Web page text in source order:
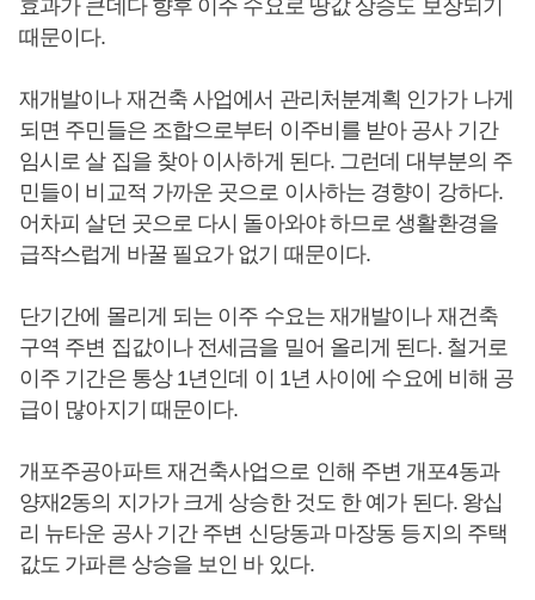
효과가 큰데다 향후 이주 수요로 땅값 상승도 보장되기
때문이다.
재개발이나 재건축 사업에서 관리처분계획 인가가 나게
되면 주민들은 조합으로부터 이주비를 받아 공사 기간
임시로 살 집을 찾아 이사하게 된다. 그런데 대부분의 주
민들이 비교적 가까운 곳으로 이사하는 경향이 강하다.
어차피 살던 곳으로 다시 돌아와야 하므로 생활환경을
급작스럽게 바꿀 필요가 없기 때문이다.
단기간에 몰리게 되는 이주 수요는 재개발이나 재건축
구역 주변 집값이나 전세금을 밀어 올리게 된다. 철거로
이주 기간은 통상 1년인데 이 1년 사이에 수요에 비해 공
급이 많아지기 때문이다.
개포주공아파트 재건축사업으로 인해 주변 개포4동과
양재2동의 지가가 크게 상승한 것도 한 예가 된다. 왕십
리 뉴타운 공사 기간 주변 신당동과 마장동 등지의 주택
값도 가파른 상승을 보인 바 있다.